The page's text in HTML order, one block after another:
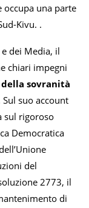
una parte
Kivu. .
dei Media, il
chiari impegni
sovranità
Sul suo account
sul rigoroso
Democratica
del
2773, il
di